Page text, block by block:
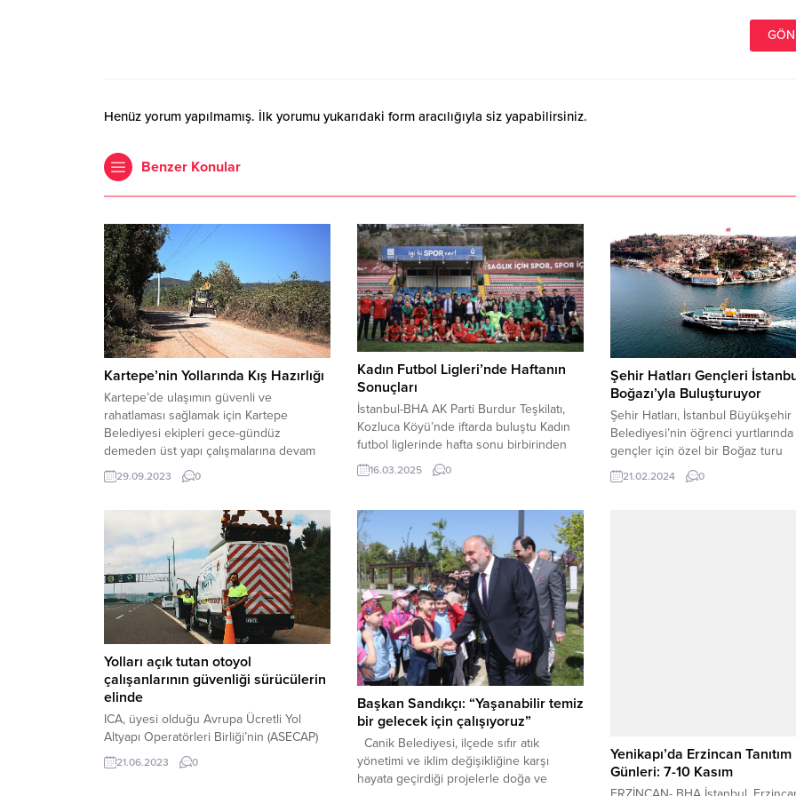
Henüz yorum yapılmamış. İlk yorumu yukarıdaki form aracılığıyla siz yapabilirsiniz.
Benzer Konular
Kartepe’nin Yollarında Kış Hazırlığı
Kartepe’de ulaşımın güvenli ve
rahatlaması sağlamak için Kartepe
Belediyesi ekipleri gece-gündüz
demeden üst yapı çalışmalarına devam
ediyor. Kartepe Belediye Başkanı
Av.M.Mustafa Kocaman, Maşukiye,
yapılan asfalt serim çalışmalarını yerinde
inceledi. 2500 TON ASFALT
SERİLDİ Belediye ekipleri hafta içi hafta
sonu çalışarak Maşukiye ve Uzuntarla
Mahalleleri arası...
29.09.2023 0
Kadın Futbol Ligleri’nde Haftanın
Sonuçları
İstanbul-BHA AK Parti Burdur Teşkilatı,
Kozluca Köyü’nde iftarda buluştu Kadın
futbol liglerinde hafta sonu birbirinden
zorlu mücadeleler oynandı. Liglerde
sonuçlar şu şekilde: Turkcell Kadın
SPOR KULÜBÜ – ÇEKMEKÖY
BİLGİDOĞA: 7-1FATİH VATAN SPOR –
TRABZONSPOR A.Ş.: 2-1BEŞİKTAŞ JK
UNITED PAYMENT KADIN FUTBOL
TAKIMI – BORNOVA HİTAB SPOR:...
16.03.2025 0
Şehir Hatları Gençleri
Boğazı’yla Buluşturuyor
Şehir Hatları, İstanbul Büyükşehir
Belediyesi’nin öğrenci
gençler için özel bir Boğaz turu
düzenliyor. İstanbul dışından
gençler, 24 Şubat Cumartesi günü
21.02.2024 0
Yolları açık tutan otoyol
çalışanlarının güvenliği sürücülerin
elinde
ICA, üyesi olduğu Avrupa Ücretli Yol
Altyapı Operatörleri Birliği’nin (ASECAP)
Avrupa Farkındalık Günü kapsamında
düzenlediği #(S)heWorks #ICare
21.06.2023 0
Başkan Sandıkçı: “Yaşanabilir temiz
bir gelecek için çalışıyoruz”
Canik Belediyesi, ilçede sıfır atık
yönetimi ve iklim değişikliğine karşı
hayata geçirdiği projelerle doğa ve
Yenikapı’da Erzincan Tanıtım
Günleri: 7-10 Kasım